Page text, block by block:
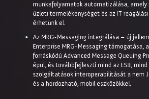
munkafolyamatok automatizálása, amely
üzleti termelékenységet és az IT
érhetünk el.
Az MRG-Messaging integrálása – új
Enterprise MRG-Messaging támogatása,
forráskódú Advanced Message Queuing
épül, és továbbfejleszti mind az ESB,
szolgáltatások interoperabilitását a nem
és a hordozható, mobil eszközökkel.